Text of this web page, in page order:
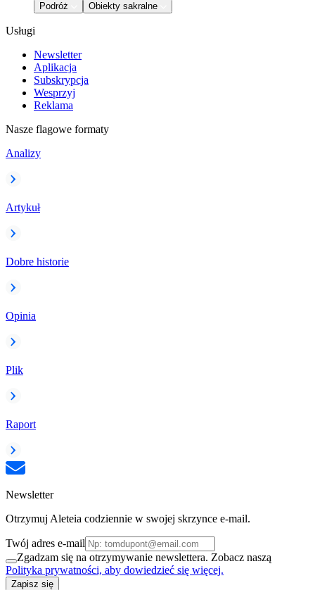
Podróż
Obiekty sakralne
Usługi
Newsletter
Aplikacja
Subskrypcja
Wesprzyj
Reklama
Nasze flagowe formaty
Analizy
Artykuł
Dobre historie
Opinia
Plik
Raport
Newsletter
Otrzymuj Aleteia codziennie w swojej skrzynce e-mail.
Twój adres e-mail
Zgadzam się na otrzymywanie newslettera. Zobacz naszą
Polityka prywatności, aby dowiedzieć się więcej.
Zapisz się